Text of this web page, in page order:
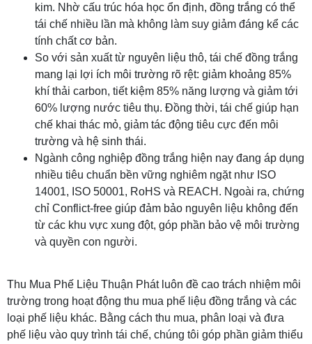
kim. Nhờ cấu trúc hóa học ổn định, đồng trắng có thể
tái chế nhiều lần mà không làm suy giảm đáng kể các
tính chất cơ bản.
So với sản xuất từ nguyên liệu thô, tái chế đồng trắng
mang lại lợi ích môi trường rõ rệt: giảm khoảng 85%
khí thải carbon, tiết kiệm 85% năng lượng và giảm tới
60% lượng nước tiêu thụ. Đồng thời, tái chế giúp hạn
chế khai thác mỏ, giảm tác động tiêu cực đến môi
trường và hệ sinh thái.
Ngành công nghiệp đồng trắng hiện nay đang áp dụng
nhiều tiêu chuẩn bền vững nghiêm ngặt như ISO
14001, ISO 50001, RoHS và REACH. Ngoài ra, chứng
chỉ Conflict-free giúp đảm bảo nguyên liệu không đến
từ các khu vực xung đột, góp phần bảo vệ môi trường
và quyền con người.
Thu Mua Phế Liệu Thuận Phát luôn đề cao trách nhiệm môi
trường trong hoạt động thu mua phế liệu đồng trắng và các
loại phế liệu khác. Bằng cách thu mua, phân loại và đưa
phế liệu vào quy trình tái chế, chúng tôi góp phần giảm thiểu